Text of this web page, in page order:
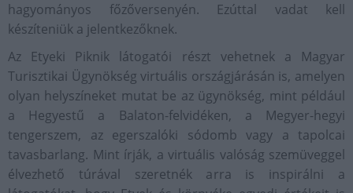
hagyományos főzőversenyén. Ezúttal vadat kell
készíteniük a jelentkezőknek.
Az Etyeki Piknik látogatói részt vehetnek a Magyar
Turisztikai Ügynökség virtuális országjárásán is, amelyen
olyan helyszíneket mutat be az ügynökség, mint például
a Hegyestű a Balaton-felvidéken, a Megyer-hegyi
tengerszem, az egerszalóki sódomb vagy a tapolcai
tavasbarlang. Mint írják, a virtuális valóság szemüveggel
élvezhető túrával szeretnék arra is inspirálni a